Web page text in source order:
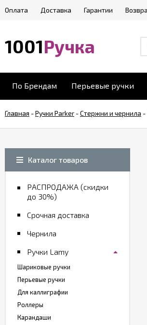
Оплата Доставка Гарантии
1001Ручка
По Брендам Перьевые ручки
Главная -Ручки Parker -Стержни и чернила -
Каталог товаров
РАСПРОДАЖА (скидки
до 30%)
Срочная доставка
Чернила
Ручки Lamy
Шариковые ручки
Перьевые ручки
Для каллиграфии
Роллеры
Карандаши